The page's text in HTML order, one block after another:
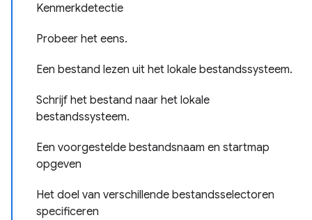
Kenmerkdetectie
Probeer het eens.
Een bestand lezen uit het lokale bestandssysteem.
Schrijf het bestand naar het lokale
bestandssysteem.
Een voorgestelde bestandsnaam en startmap
opgeven
Het doel van verschillende bestandsselectoren
specificeren